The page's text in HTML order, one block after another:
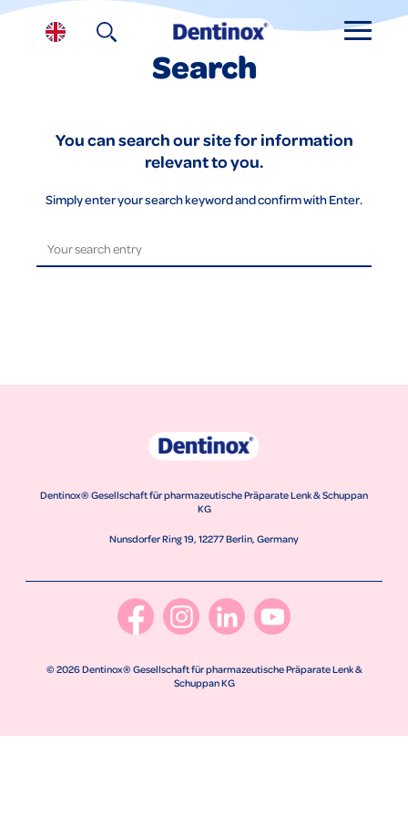
Search
You can search our site for information
relevant to you.
Simply enter your search keyword and confirm with Enter.
Dentinox® Gesellschaft für pharmazeutische Präparate Lenk & Schuppan
KG
Nunsdorfer Ring 19, 12277 Berlin, Germany
© 2026 Dentinox® Gesellschaft für pharmazeutische Präparate Lenk &
Schuppan KG